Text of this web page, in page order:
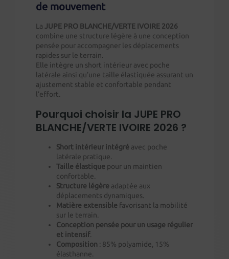
de mouvement
La JUPE PRO BLANCHE/VERTE IVOIRE 2026
combine une structure légère à une conception
pensée pour accompagner les déplacements
rapides sur le terrain.
Elle intègre un short intérieur avec poche
latérale ainsi qu’une taille élastiquée assurant un
ajustement stable et confortable pendant
l’effort.
Pourquoi choisir la JUPE PRO
BLANCHE/VERTE IVOIRE 2026 ?
Short intérieur intégré avec poche
latérale pratique.
Taille élastique pour un maintien
confortable.
Structure légère adaptée aux
déplacements dynamiques.
Matière extensible favorisant la mobilité
sur le terrain.
Conception pensée pour un usage régulier
et intensif.
Composition : 85% polyamide, 15%
élasthanne.